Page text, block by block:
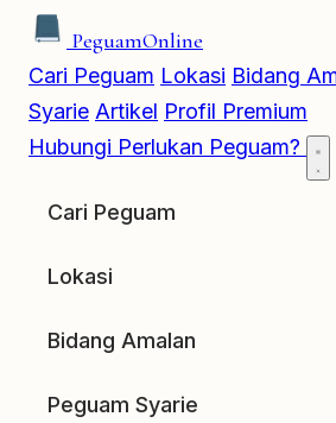
PeguamOnline
Cari Peguam Lokasi Bidang
Syarie Artikel Profil Premium
Hubungi Perlukan Peguam?
Cari Peguam
Lokasi
Bidang Amalan
Peguam Syarie